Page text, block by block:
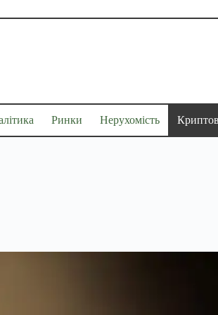
Ринки Нерухомість